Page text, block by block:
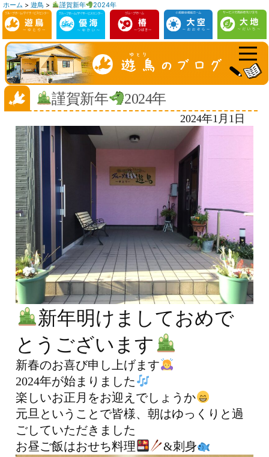
コ
ン
テ
ン
ツ
へ
ス
ホーム > 遊鳥 > 謹賀新年 2024年
謹賀新年 2024年
2024年1月1日
新年明けましておめで
とうございます
新春のお喜び申し上げます
2024年が始まりました
楽しいお正月をお迎えでしょうか
元旦ということで皆様、朝はゆっくりと過
ごしていただきました
お昼ご飯はおせち料理
&刺身